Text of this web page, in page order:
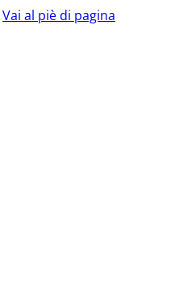
Vai al piè di pagina